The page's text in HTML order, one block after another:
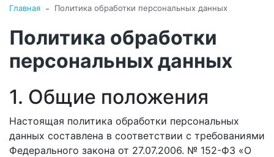
Главная - Политика обработки персональных данных
Политика обработки
персональных данных
1. Общие положения
Настоящая политика обработки персональных
данных составлена в соответствии с требованиями
Федерального закона от 27.07.2006. № 152-ФЗ «О